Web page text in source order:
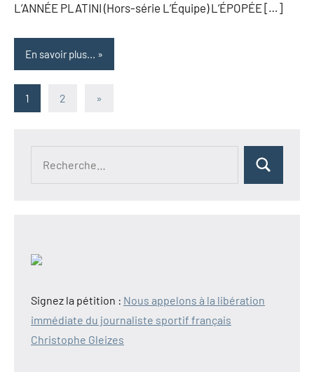
L’ANNÉE PLATINI (Hors-série L’Équipe) L’ÉPOPÉE […]
En savoir plus...
Pagination
publications
1 2
Articles
»
Rechercher
Signez la pétition : Nous appelons à la libération
immédiate du journaliste sportif français
Christophe Gleizes